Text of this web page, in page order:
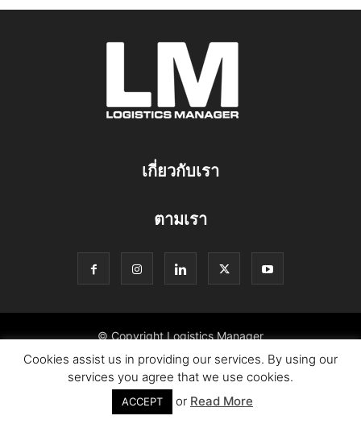
เกี่ยวกับเรา
ตามเรา
© Copyright Logistics Manager
Cookies assist us in providing our services. By using our
services you agree that we use cookies.
ACCEPT or Read More